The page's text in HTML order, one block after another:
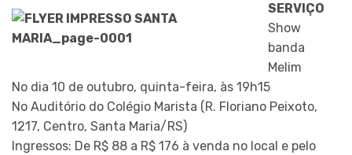
SERVIÇO
Show
banda
Melim
No dia 10 de outubro, quinta-feira, às 19h15
No Auditório do Colégio Marista (R. Floriano Peixoto,
1217, Centro, Santa Maria/RS)
Ingressos: De R$ 88 a R$ 176 à venda no local e pelo